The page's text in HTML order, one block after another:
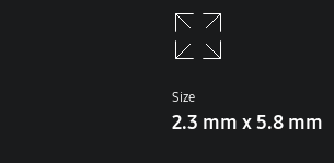
Size
2.3 mm x 5.8 mm